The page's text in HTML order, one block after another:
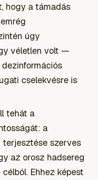
hogy a támadás
úgy
véletlen volt —
cselekvésre is
tehát a
a
terjesztése szerves
az orosz hadsereg
Ehhez képest